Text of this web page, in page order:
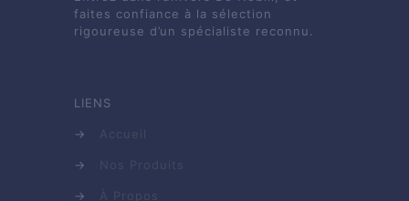
faites confiance à la sélection
rigoureuse d’un spécialiste reconnu.
LIENS
→ Accueil
→ Nos Produits
→ À Propos